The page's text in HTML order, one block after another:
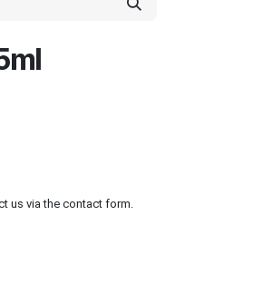
us via the contact form.